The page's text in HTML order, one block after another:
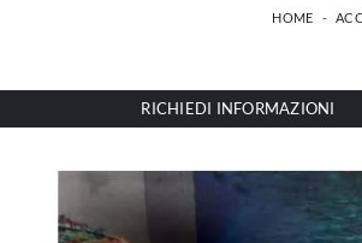
HOME -
RICHIEDI INFORMAZIONI